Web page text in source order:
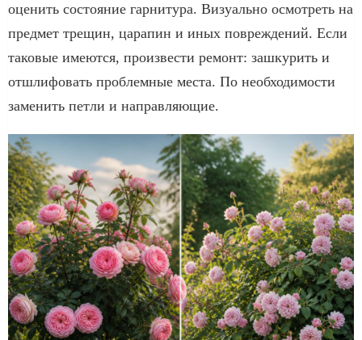
оценить состояние гарнитура. Визуально осмотреть на
предмет трещин, царапин и иных повреждений. Если
таковые имеются, произвести ремонт: зашкурить и
отшлифовать проблемные места. По необходимости
заменить петли и направляющие.